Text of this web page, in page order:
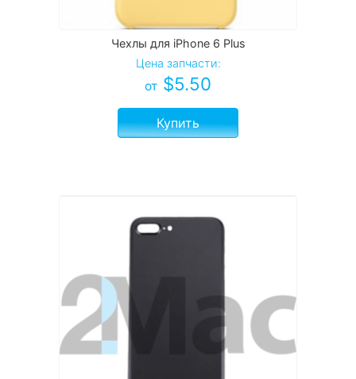
Чехлы для iPhone 6 Plus
Цена запчасти:
от $5.50
Купить